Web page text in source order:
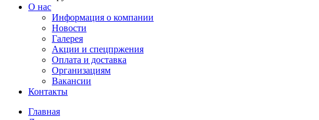
О нас
Информация о компании
Новости
Галерея
Акции и спецпржения
Оплата и доставка
Организациям
Вакансии
Контакты
Главная